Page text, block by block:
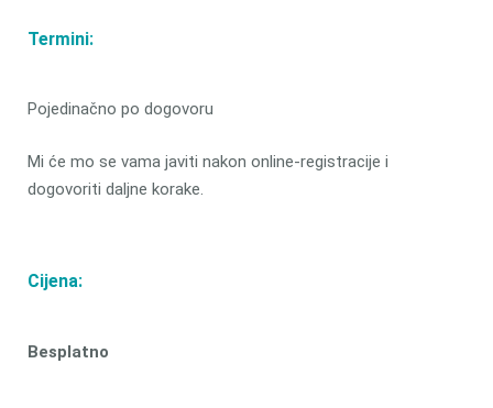
Termini:
Pojedinačno po dogovoru
Mi će mo se vama javiti nakon online-registracije i
dogovoriti daljne korake.
Cijena:
Besplatno